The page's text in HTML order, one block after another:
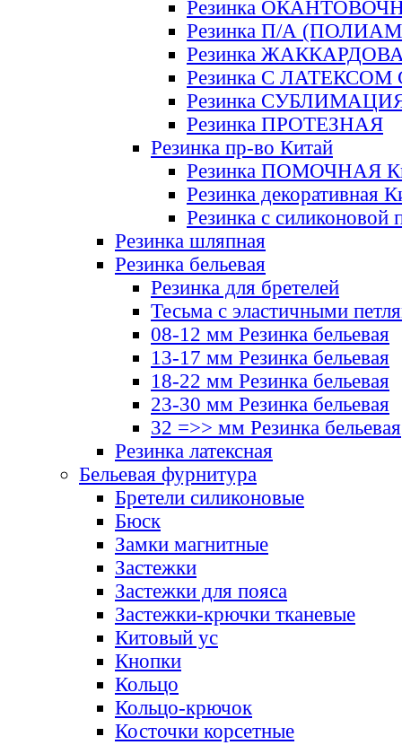
Резинка
Резинка П/А
Резинка
Резинка С ЛАТЕКСОМ
Резинка
Резинка ПРОТЕЗНАЯ
Резинка пр-во Китай
Резинка ПОМОЧНАЯ
Резинка декоративная
Резинка с силиконовой
Резинка шляпная
Резинка бельевая
Резинка для бретелей
Тесьма с эластичными
08-12 мм Резинка бельевая
13-17 мм Резинка бельевая
18-22 мм Резинка бельевая
23-30 мм Резинка бельевая
32 =>> мм Резинка бельевая
Резинка латексная
Бельевая фурнитура
Бретели силиконовые
Бюск
Замки магнитные
Застежки
Застежки для пояса
Застежки-крючки тканевые
Китовый ус
Кнопки
Кольцо
Кольцо-крючок
Косточки корсетные